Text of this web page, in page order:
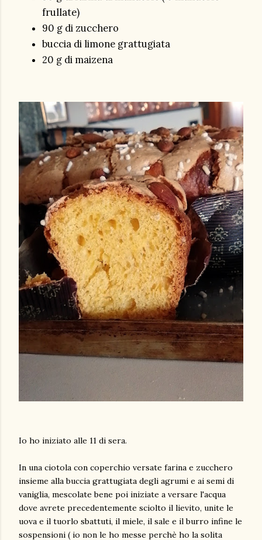
frullate)
90 g di zucchero
buccia di limone grattugiata
20 g di maizena
Io ho iniziato alle 11 di sera.
In una ciotola con coperchio versate farina e zucchero
insieme alla buccia grattugiata degli agrumi e ai semi di
vaniglia, mescolate bene poi iniziate a versare l'acqua
dove avrete precedentemente sciolto il lievito, unite le
uova e il tuorlo sbattuti, il miele, il sale e il burro infine le
sospensioni ( io non le ho messe perchè ho la solita